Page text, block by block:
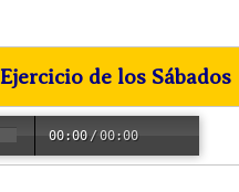
Ejercicio de los Sábados
00:00 /00:00